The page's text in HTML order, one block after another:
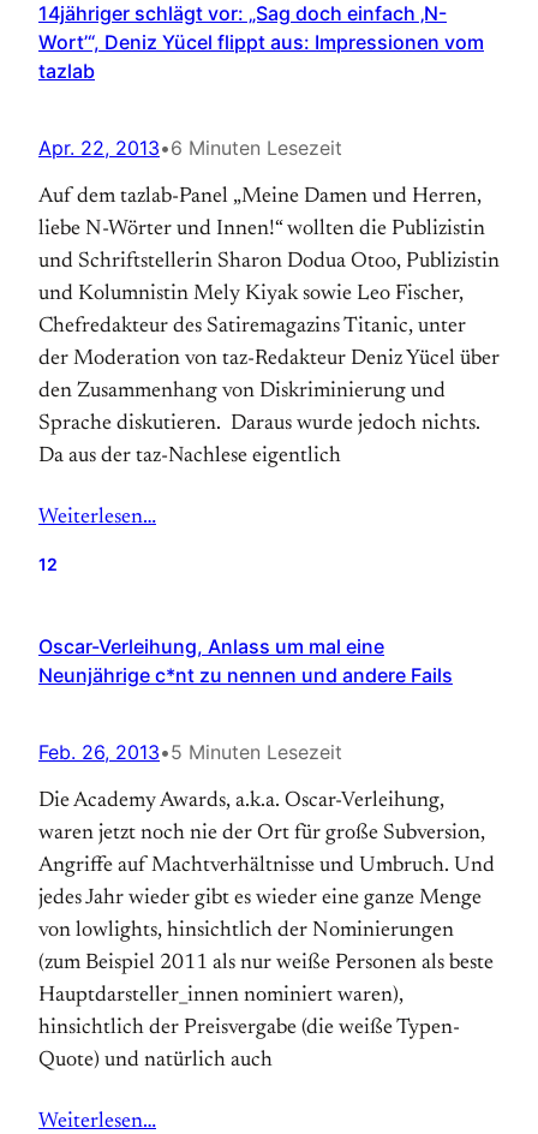
14jähriger schlägt vor: „Sag doch einfach ‚N-
Wort’“, Deniz Yücel flippt aus: Impressionen vom
tazlab
Apr. 22, 2013•6 Minuten Lesezeit
Auf dem tazlab-Panel „Meine Damen und Herren,
liebe N-Wörter und Innen!“ wollten die Publizistin
und Schriftstellerin Sharon Dodua Otoo, Publizistin
und Kolumnistin Mely Kiyak sowie Leo Fischer,
Chefredakteur des Satiremagazins Titanic, unter
der Moderation von taz-Redakteur Deniz Yücel über
den Zusammenhang von Diskriminierung und
Sprache diskutieren. Daraus wurde jedoch nichts.
Da aus der taz-Nachlese eigentlich
Weiterlesen…
12
Oscar-Verleihung, Anlass um mal eine
Neunjährige c*nt zu nennen und andere Fails
Feb. 26, 2013•5 Minuten Lesezeit
Die Academy Awards, a.k.a. Oscar-Verleihung,
waren jetzt noch nie der Ort für große Subversion,
Angriffe auf Machtverhältnisse und Umbruch. Und
jedes Jahr wieder gibt es wieder eine ganze Menge
von lowlights, hinsichtlich der Nominierungen
(zum Beispiel 2011 als nur weiße Personen als beste
Hauptdarsteller_innen nominiert waren),
hinsichtlich der Preisvergabe (die weiße Typen-
Quote) und natürlich auch
Weiterlesen…